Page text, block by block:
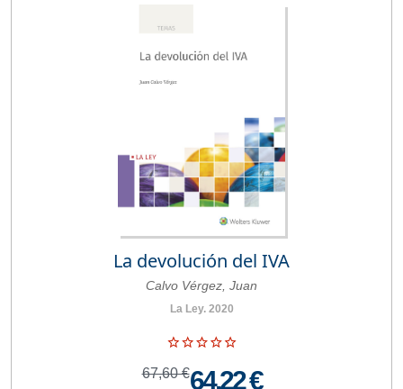
La devolución del IVA
Calvo Vérgez, Juan
La Ley. 2020
67,60 €64,22 €